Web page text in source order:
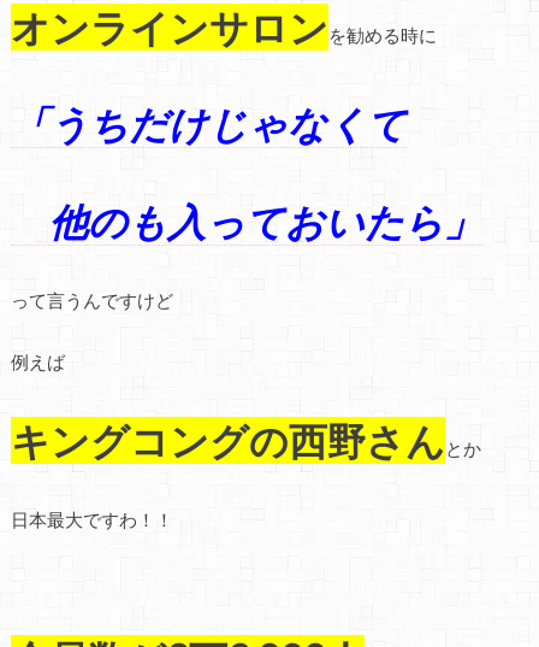
オンラインサロン を勧める時に
「うちだけじゃなくて
他のも入っておいたら」
って言うんですけど
例えば
キングコングの西野さん とか
日本最大ですわ！！